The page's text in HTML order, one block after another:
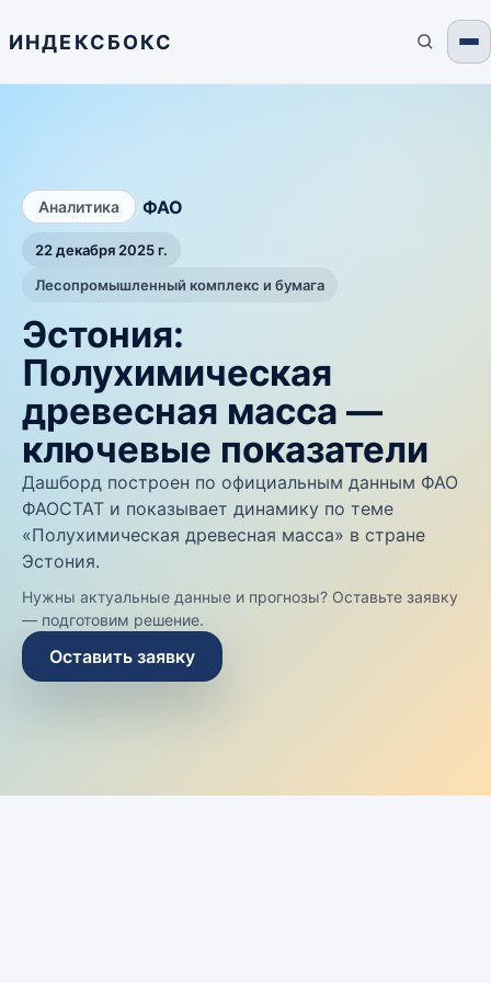
ИНДЕКСБОКС
Аналитика ФАО
22 декабря 2025 г.
Лесопромышленный комплекс и бумага
Эстония:
Полухимическая
древесная масса —
ключевые показатели
Дашборд построен по официальным данным ФАО
ФАОСТАТ и показывает динамику по теме
«Полухимическая древесная масса» в стране
Эстония.
Нужны актуальные данные и прогнозы? Оставьте заявку
— подготовим решение.
Оставить заявку